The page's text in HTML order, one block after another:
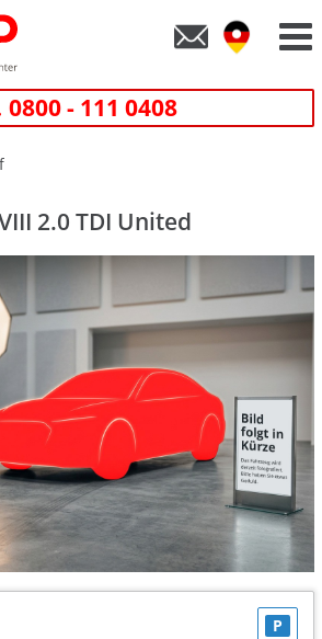
0800 - 111 0408
2.0 TDI United
P